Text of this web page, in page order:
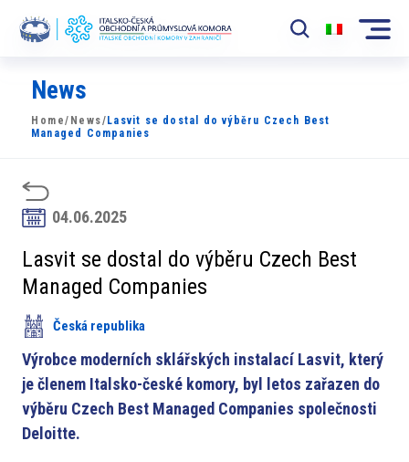
Komora
News
Rozvoj Trhu
Členové
Partneři
​​Projekty
Členská sekce
News
Home/ News/ Lasvit se dostal do výběru Czech Best
Managed Companies
04.06.2025
Lasvit se dostal do výběru Czech Best
Managed Companies
Česká republika
Výrobce moderních sklářských instalací Lasvit, který
je členem Italsko-české komory, byl letos zařazen do
výběru Czech Best Managed Companies společnosti
Deloitte.